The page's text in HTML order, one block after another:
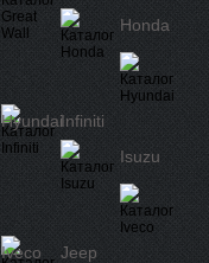
Honda
HyundaiInfiniti
Isuzu
Iveco
Jeep